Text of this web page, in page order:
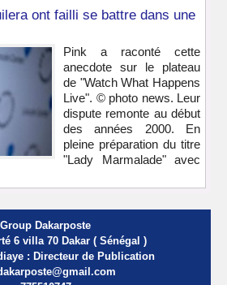
ont failli se battre dans une
Pink a raconté cette
anecdote sur le plateau
de "Watch What Happens
Live". © photo news. Leur
dispute remonte au début
des années 2000. En
pleine préparation du titre
"Lady Marmalade" avec
Group Dakarposte
6 villa 70 Dakar ( Sénégal )
: Directeur de Publication